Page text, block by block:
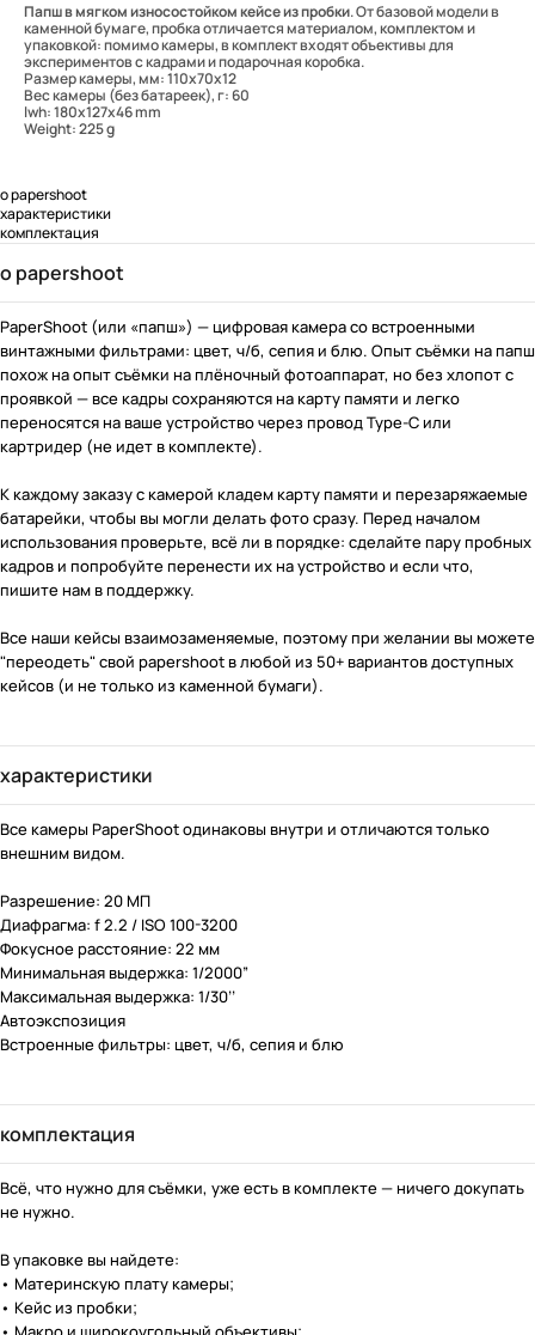
Папш в мягком износостойком кейсе из пробки. От базовой модели в
каменной бумаге, пробка отличается материалом, комплектом и
упаковкой: помимо камеры, в комплект входят объективы для
экспериментов с кадрами и подарочная коробка.
Размер камеры, мм: 110x70x12
Вес камеры (без батареек), г: 60
lwh: 180x127x46 mm
Weight: 225 g
o papershoot
характеристики
комплектация
o papershoot
PaperShoot (или «папш») — цифровая камера со встроенными
винтажными фильтрами: цвет, ч/б, сепия и блю. Опыт съёмки на папш
похож на опыт съёмки на плёночный фотоаппарат, но без хлопот с
проявкой — все кадры сохраняются на карту памяти и легко
переносятся на ваше устройство через провод Type-C или
картридер (не идет в комплекте).
​​К каждому заказу с камерой кладем карту памяти и перезаряжаемые
батарейки, чтобы вы могли делать фото сразу. Перед началом
использования проверьте, всё ли в порядке: сделайте пару пробных
кадров и попробуйте перенести их на устройство и если что,
пишите нам в поддержку.
Все наши кейсы взаимозаменяемые, поэтому при желании вы можете
"переодеть" свой papershoot в любой из 50+ вариантов доступных
кейсов (и не только из каменной бумаги).
характеристики
Все камеры PaperShoot одинаковы внутри и отличаются только
внешним видом.
Разрешение: 20 МП
Диафрагма: f 2.2 / ISO 100-3200
Фокусное расстояние: 22 мм
Минимальная выдержка: 1/2000”
Максимальная выдержка: 1/30’’
Автоэкспозиция
Встроенные фильтры: цвет, ч/б, сепия и блю
комплектация
Всё, что нужно для съёмки, уже есть в комплекте — ничего докупать
не нужно.
В упаковке вы найдете:
• Материнскую плату камеры;
• Кейс из пробки;